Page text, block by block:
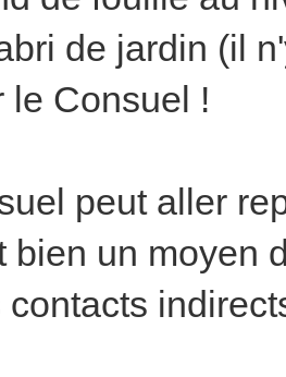
de jardin (il
le Consuel !
peut aller
bien un moyen
contacts